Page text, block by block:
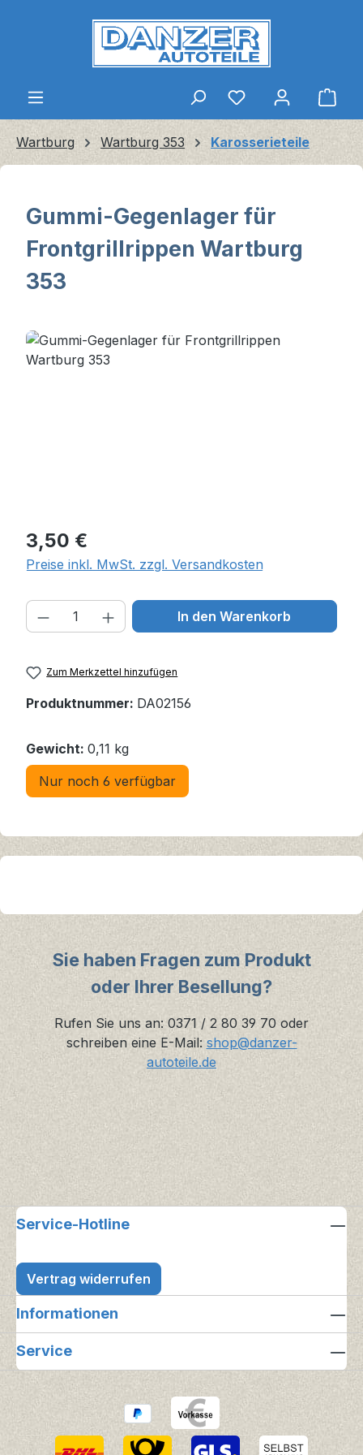
Zum Hauptinhalt springen
Wartburg Wartburg 353 Karosserieteile
Gummi-Gegenlager für
Frontgrillrippen Wartburg
353
Bildergalerie überspringen
Regulärer Preis:
3,50 €
Preise inkl. MwSt. zzgl. Versandkosten
Produkt Anzahl: Gib den
In den Warenkorb
Zum Merkzettel hinzufügen
Produktnummer: DA02156
Gewicht: 0,11 kg
Nur noch 6 verfügbar
Sie haben Fragen zum Produkt
oder Ihrer Besellung?
Rufen Sie uns an: 0371 / 2 80 39 70 oder
schreiben eine E-Mail: shop@danzer-
autoteile.de
Service-Hotline
Vertrag widerrufen
Informationen
Service